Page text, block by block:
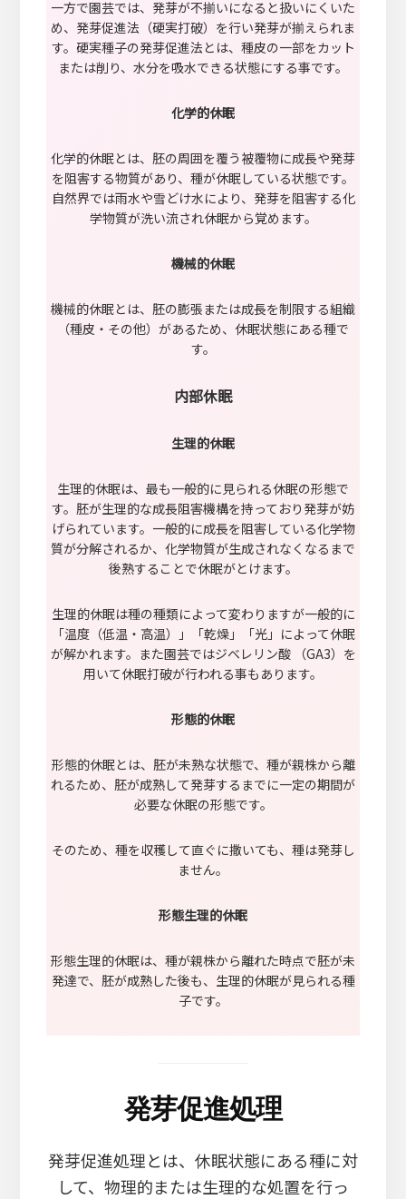
一方で園芸では、発芽が不揃いになると扱いにくいた
め、発芽促進法（硬実打破）を行い発芽が揃えられま
す。硬実種子の発芽促進法とは、種皮の一部をカット
または削り、水分を吸水できる状態にする事です。
化学的休眠
化学的休眠とは、胚の周囲を覆う被覆物に成長や発芽
を阻害する物質があり、種が休眠している状態です。
自然界では雨水や雪どけ水により、発芽を阻害する化
学物質が洗い流され休眠から覚めます。
機械的休眠
機械的休眠とは、胚の膨張または成長を制限する組織
（種皮・その他）があるため、休眠状態にある種で
す。
内部休眠
生理的休眠
生理的休眠は、最も一般的に見られる休眠の形態で
す。胚が生理的な成長阻害機構を持っており発芽が妨
げられています。一般的に成長を阻害している化学物
質が分解されるか、化学物質が生成されなくなるまで
後熟することで休眠がとけます。
生理的休眠は種の種類によって変わりますが一般的に
「温度（低温・高温）」「乾燥」「光」によって休眠
が解かれます。また園芸ではジベレリン酸 （GA3）を
用いて休眠打破が行われる事もあります。
形態的休眠
形態的休眠とは、胚が未熟な状態で、種が親株から離
れるため、胚が成熟して発芽するまでに一定の期間が
必要な休眠の形態です。
そのため、種を収穫して直ぐに撒いても、種は発芽し
ません。
形態生理的休眠
形態生理的休眠は、種が親株から離れた時点で胚が未
発達で、胚が成熟した後も、生理的休眠が見られる種
子です。
発芽促進処理
発芽促進処理とは、休眠状態にある種に対
して、物理的または生理的な処置を行っ